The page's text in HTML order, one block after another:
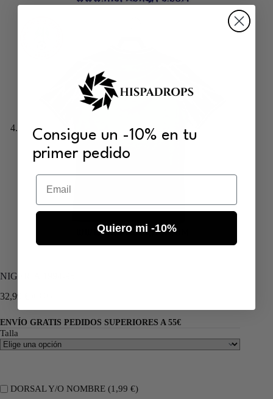
NIGERIA 1994-95
32,99
ENVÍO GRATIS PEDIDOS SUPERIORES A 55€
Talla
DORSAL Y/O NOMBRE (1,99 €)
Consigue un -10% en tu
primer pedido
Email
Quiero mi -10%